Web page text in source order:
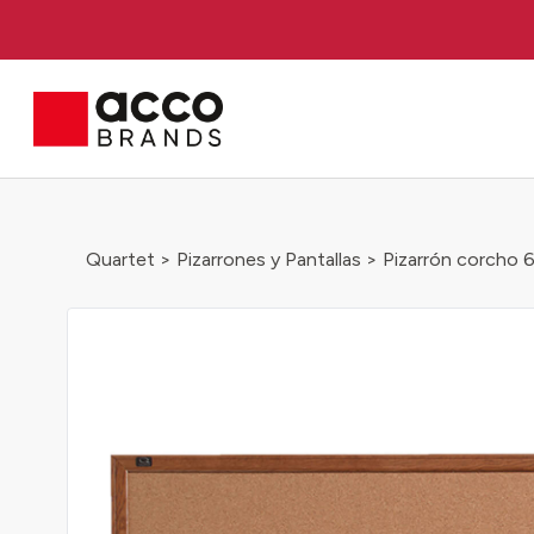
Quartet > Pizarrones y Pantallas > Pizarrón corcho